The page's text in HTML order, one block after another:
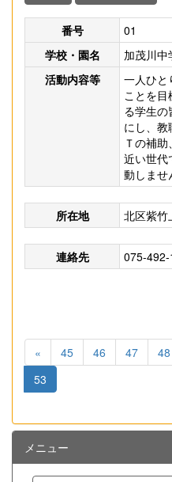
番号
01
学校・園名
加茂川中
活動内容等
一人ひと
ことを目
る学生の
にし、教
Ｔの補
近い世代
動しませ
所在地 北区紫竹
連絡先 075-
« 45 46 47 48
53
メニュー